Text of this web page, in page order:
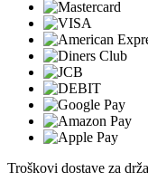
Troškovi dostave za